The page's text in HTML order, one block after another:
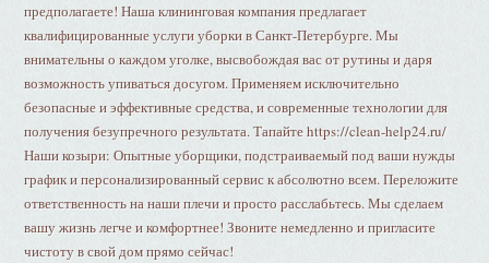
предполагаете! Наша клининговая компания предлагает
квалифицированные услуги уборки в Санкт-Петербурге. Мы
внимательны о каждом уголке, высвобождая вас от рутины и даря
возможность упиваться досугом. Применяем исключительно
безопасные и эффективные средства, и современные технологии для
получения безупречного результата. Тапайте https://clean-help24.ru/
Наши козыри: Опытные уборщики, подстраиваемый под ваши нужды
график и персонализированный сервис к абсолютно всем. Переложите
ответственность на наши плечи и просто расслабьтесь. Мы сделаем
вашу жизнь легче и комфортнее! Звоните немедленно и пригласите
чистоту в свой дом прямо сейчас!